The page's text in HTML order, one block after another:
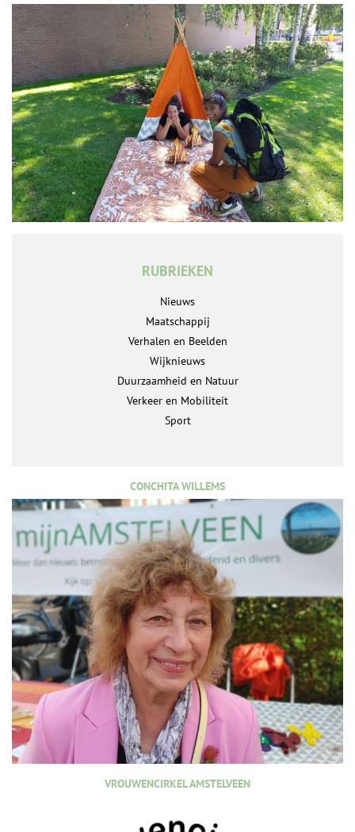
RUBRIEKEN
Nieuws
Maatschappij
Verhalen en Beelden
Wijknieuws
Duurzaamheid en Natuur
Verkeer en Mobiliteit
Sport
CONCHITA WILLEMS
VROUWENCIRKEL AMSTELVEEN